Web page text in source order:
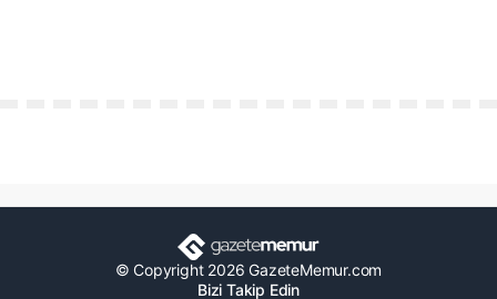
© Copyright 2026 GazeteMemur.com
Bizi Takip Edin